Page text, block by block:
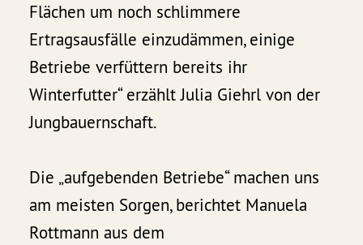
Flächen um noch schlimmere
Ertragsausfälle einzudämmen, einige
Betriebe verfüttern bereits ihr
Winterfutter“ erzählt Julia Giehrl von der
Jungbauernschaft.
Die „aufgebenden Betriebe“ machen uns
am meisten Sorgen, berichtet Manuela
Rottmann aus dem